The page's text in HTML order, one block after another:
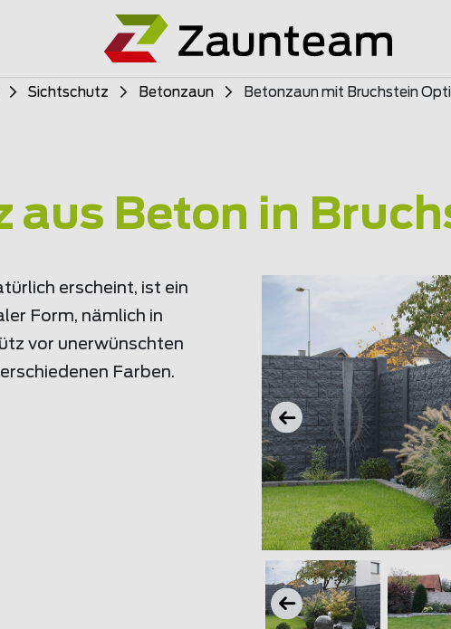
Sichtschutz Betonzaun Betonzaun mit Bruchstein
aus Beton in
erscheint, ist ein
Form, nämlich in
vor unerwünschten
Farben.